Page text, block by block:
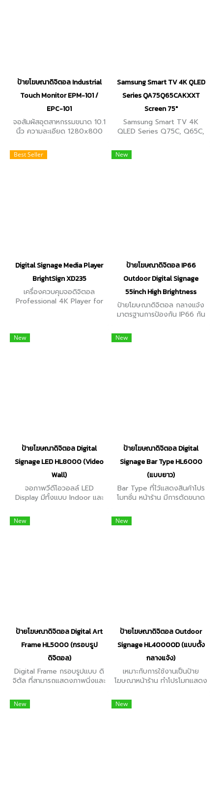
ป้ายโฆษณาดิจิตอล Industrial
Touch Monitor EPM-101 /
EPC-101
จอสัมผัสอุตสาหกรรมขนาด 10.1
นิ้ว ความละเอียด 1280x800
แสดงโฆษณาได้ทั้ง วิดีโอ
รูปภาพ และข้อความ ให้ดึงดูด
Samsung Smart TV 4K QLED
Series QA75Q65CAKXXT
Screen 75"
Samsung Smart TV 4K
QLED Series Q75C, Q65C,
ด้วยเทคโนโลยี 100% Color
Volume Quantum Dot ตัว
Best Seller
Digital Signage Media Player
BrightSign XD235
เครื่องควบคุมจอดิจิตอล
Professional 4K Player for
New
ป้ายโฆษณาดิจิตอล IP66
Outdoor Digital Signage
55inch High Brightness
ป้ายโฆษณาดิจิตอล กลางแจ้ง
มาตรฐานการป้องกัน IP66 กัน
สื่อโฆษณา, ป้ายแนะนำสินค้า,
ป้ายโฆษณาหน้าร้าน, อื่นๆ หน้า
New
ป้ายโฆษณาดิจิตอล Digital
Signage LED HL8000 (Video
Wall)
จอภาพวีดีโอวอลล์ LED
Display มีทั้งแบบ Indoor และ
x 1920 มีขนาดหน้าจอตั้งแต่
46" / 55" / 65" ขอบจอ :
New
ป้ายโฆษณาดิจิตอล Digital
Signage Bar Type HL6000
(แบบยาว)
Bar Type ที่ไว้แสดงสินค้าโปร
โมทชั่น หน้าร้าน มีการตัดขนาด
ร้านหรือพื้นที่เราต้องการติดตั้ง
ขนาดหน้าจอ 28.6” / 36.2”
New
ป้ายโฆษณาดิจิตอล Digital Art
Frame HL5000 (กรอบรูป
ดิจิตอล)
Digital Frame กรอบรูปแบบ ดิ
จิตัล ที่สามารถแสดงภาพนิ่งและ
นิทรรศการ และพิพิธภัณฑ์ หอ
ศิลป์ มีขนาดหน้าจอ ตั้งแต่ 32"
New
ป้ายโฆษณาดิจิตอล Outdoor
Signage HL4000OD (แบบตั้ง
กลางแจ้ง)
เหมาะกับการใช้งานเป็นป้าย
โฆษณาหน้าร้าน ทำโปรโมทแสดง
หน้าห้าง ป้ายรถเมล์ ห้างสรรพ
สินค้า ติดตั้งใช้งานชนิดแบบ
New New